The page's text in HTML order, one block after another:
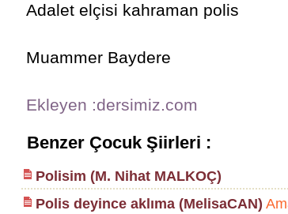
Adalet elçisi kahraman polis
Muammer Baydere
Ekleyen :dersimiz.com
Benzer Çocuk Şiirleri :
Polisim (M. Nihat MALKOÇ)
Polis deyince aklıma (MelisaCAN)